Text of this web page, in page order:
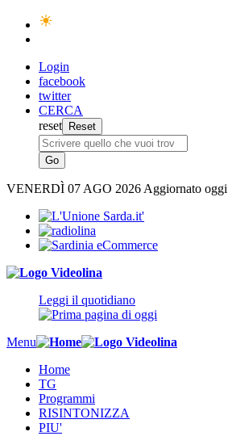
Login
facebook
twitter
CERCA
reset
VENERDÌ 07 AGO 2026 Aggiornato
Leggi il quotidiano
Menu
Home
TG
Programmi
RISINTONIZZA
PIU'